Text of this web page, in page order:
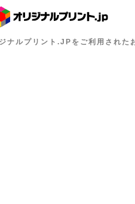
ナルプリント.JPをご利用された